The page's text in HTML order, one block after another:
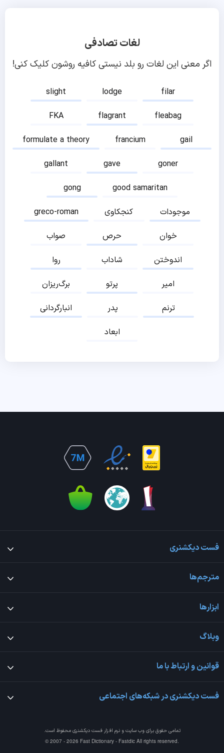
لغات تصادفی
اگر معنی این لغات رو بلد نیستی کافیه روشون کلیک کنی!
slight lodge
filar
FKA
flagrant
fleabag
formulate a theory
francium
gail
gallant
gave
goner
gong
good samaritan
greco-roman
کنجکاوی
موجودات
صواب
حرص
خوان
روا
شاداب
اندوختن
برگ‌ریزان
پرتو
امیر
انبارگردانی
پدر
ترنم
ابعاد
فست دیکشنری
مترجم‌ها
ابزارها
وبلاگ
قوانین و ارتباط با ما
فست دیکشنری در شبکه‌های اجتماعی
تمامی حقوق برای وب سایت و نرم افزارفست دیکشنری محفوظ است.
© 2007 - 2026 Fast Dictionary - Fastdic All rights reserved.